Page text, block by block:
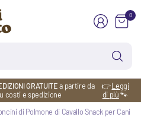
0
GRATUITEa partire da
costi e spedizione
👉Leggi
di più🐾
di Polmone di Cavallo Snack per Cani